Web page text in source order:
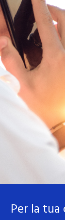
Per la